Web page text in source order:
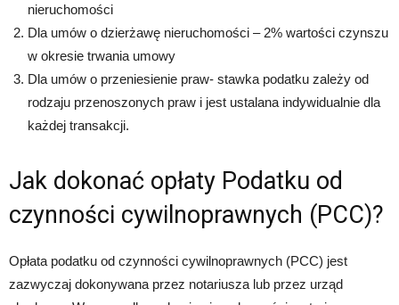
nieruchomości
Dla umów o dzierżawę nieruchomości – 2% wartości czynszu
w okresie trwania umowy
Dla umów o przeniesienie praw- stawka podatku zależy od
rodzaju przenoszonych praw i jest ustalana indywidualnie dla
każdej transakcji.
Jak dokonać opłaty Podatku od
czynności cywilnoprawnych (PCC)?
Opłata podatku od czynności cywilnoprawnych (PCC) jest
zazwyczaj dokonywana przez notariusza lub przez urząd